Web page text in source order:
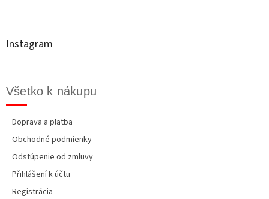
Instagram
Všetko k nákupu
Doprava a platba
Obchodné podmienky
Odstúpenie od zmluvy
Přihlášení k účtu
Registrácia